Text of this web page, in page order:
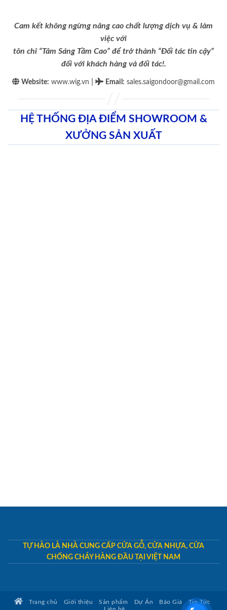
Cam kết không ngừng nâng cao chất lượng dịch vụ & làm
việc với
tôn chỉ “Tâm Sáng Tầm Cao” để trở thành “Đối tác tin cậy”
đối với khách hàng và đối tác!.
Website: www.wig.vn Email : sales.saigondoor@gmail.com
HỆ THỐNG ĐỊA ĐIỂM SHOWROOM &
XƯỞNG SẢN XUẤT
TỰ HÀO LÀ NHÀ CUNG CẤP CỬA GỖ, CỬA NHỰA, CỬA
CHỐNG CHÁY HÀNG ĐẦU TẠI VIỆT NAM
Trang chủ Giới thiệu Sản phẩm Dự Án Báo Giá
Tin Tức